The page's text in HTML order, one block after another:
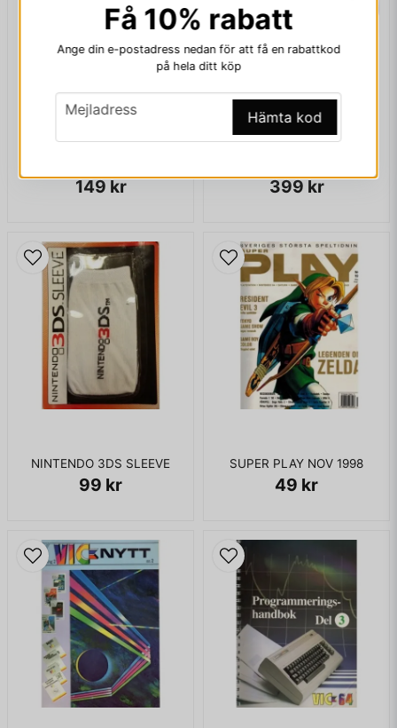
149 kr 399 kr
NINTENDO 3DS SLEEVE
99 kr
SUPER PLAY NOV 1998
49 kr
Ja, ni får publicera min fråga
Få 10% rabatt
Ange din e-postadress nedan för att få en rabattkod
på hela ditt köp
email
Mejladress Hämta kod